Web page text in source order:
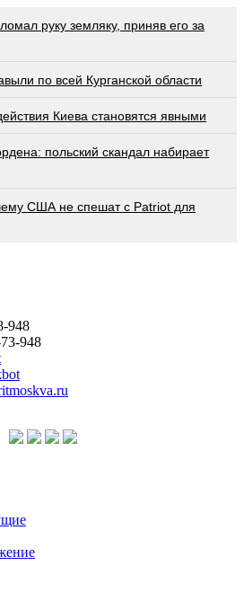
руку земляку, приняв его за
по всей Курганской области
Киева становятся явными
польский скандал набирает
США не спешат с Patriot для
948
948